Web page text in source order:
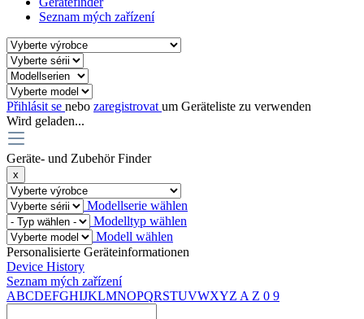
Seznam mých zařízení
Přihlásit se nebo zaregistrovat um Geräteliste zu verwenden
Wird geladen...
Geräte- und Zubehör Finder
x
Modellserie wählen
Modelltyp wählen
Modell wählen
Personalisierte Geräteinformationen
Device History
Seznam mých zařízení
ABCDEFGHIJKLMNOPQRSTUVWXYZ A Z 0 9